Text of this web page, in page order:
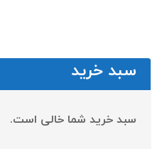
سبد خرید
سبد خرید شما خالی است.